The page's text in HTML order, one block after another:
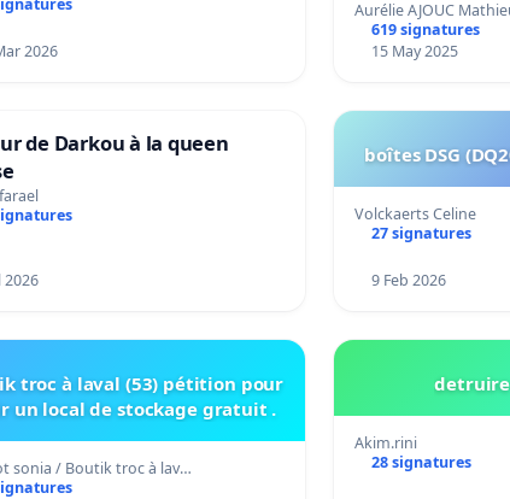
2026
Aurélie AJOUC
619 signatures
15 May 2025
de Darkou à la queen
2026
boîtes DSG
Volckaerts Celine
27 signatures
9 Feb 2026
troc à laval (53) pétition pour
un local de stockage gratuit .
sonia / Boutik troc à lav…
Akim.rini
28 signatures